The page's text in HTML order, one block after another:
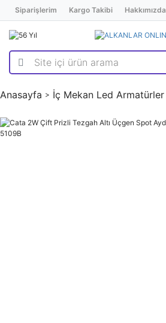
Siparişlerim Kargo Takibi Hakkımızda
Anasayfa İç Mekan Led Armatürler